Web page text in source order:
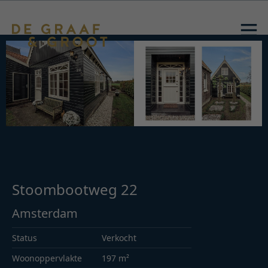
Stoombootweg 22
Amsterdam
Status
Verkocht
Woonoppervlakte
197 m²